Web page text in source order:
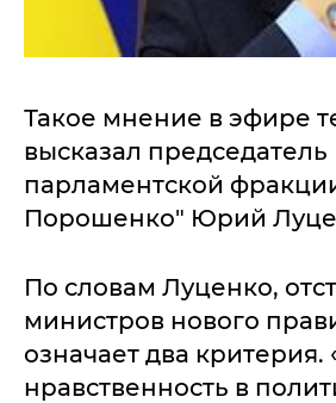
Такое мнение в эфире
высказал председатель
парламентской
Порошенко" Юрий
По словам Луценко,
министров нового
означает два
нравственность в